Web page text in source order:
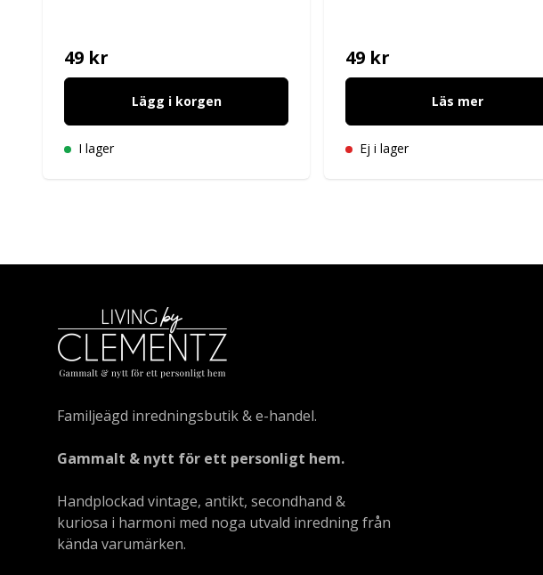
49 kr
Lägg i korgen
I lager
49 kr
Läs mer
Ej i lager
Familjeägd inredningsbutik & e-handel.
Gammalt & nytt för ett personligt hem.
Handplockad vintage, antikt, secondhand &
kuriosa i harmoni med noga utvald inredning från
kända varumärken.